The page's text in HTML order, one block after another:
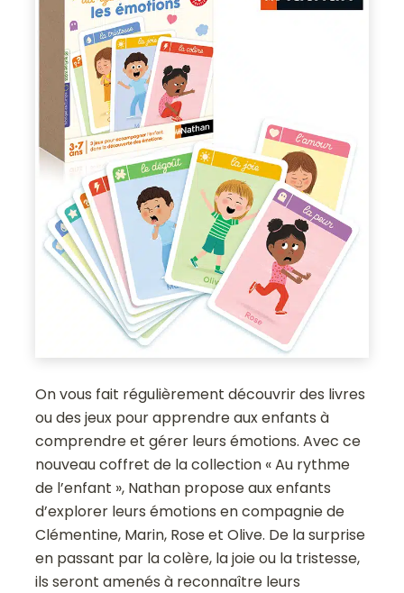
On vous fait régulièrement découvrir des livres
ou des jeux pour apprendre aux enfants à
comprendre et gérer leurs émotions. Avec ce
nouveau coffret de la collection « Au rythme
de l’enfant », Nathan propose aux enfants
d’explorer leurs émotions en compagnie de
Clémentine, Marin, Rose et Olive. De la surprise
en passant par la colère, la joie ou la tristesse,
ils seront amenés à reconnaître leurs